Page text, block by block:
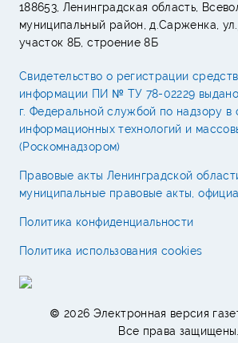
188653, Ленинградская область,
муниципальный район, д.Сарженка,
участок 8Б, строение 8Б
Свидетельство о регистрации
информации ПИ № ТУ 78-02229 выдано
г. Федеральной службой по надзору в
информационных технологий и
(Роскомнадзором)
Правовые акты Ленинградской
муниципальные правовые акты,
Политика конфиденциальности
Политика использования cookies
© 2026 Электронная версия
Все права защищены.